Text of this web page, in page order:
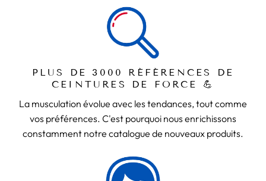
PLUS DE 3000 RÉFÉRENCES DE
CEINTURES DE FORCE 💪
La musculation évolue avec les tendances, tout comme
vos préférences. C'est pourquoi nous enrichissons
constamment notre catalogue de nouveaux produits.